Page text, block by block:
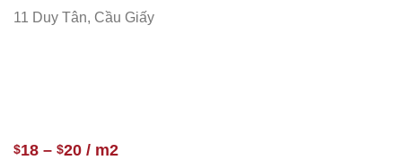
11 Duy Tân, Cầu Giấy
$18 – $20 / m2